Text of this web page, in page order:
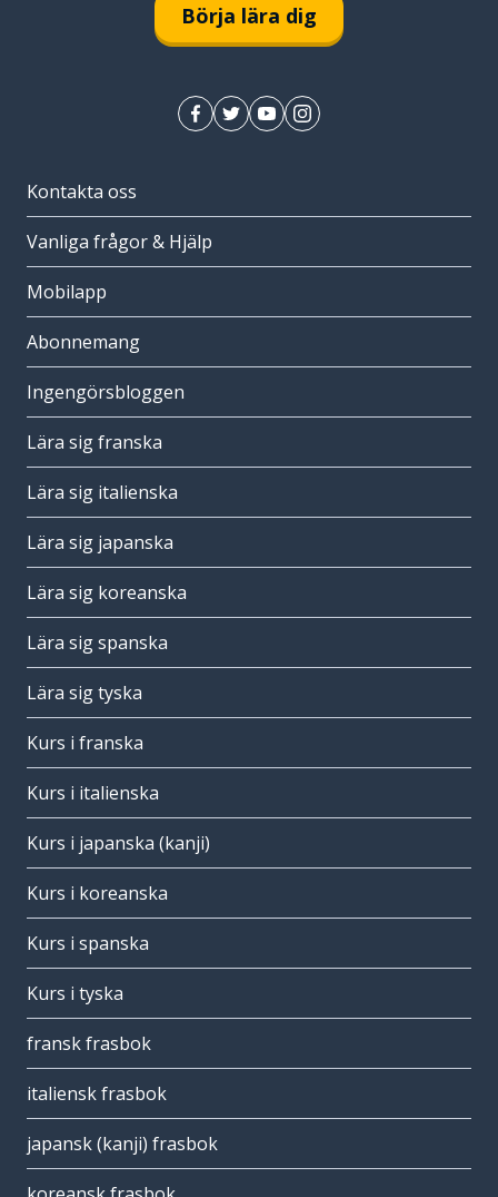
Börja lära dig
Kontakta oss
Vanliga frågor & Hjälp
Mobilapp
Abonnemang
Ingengörsbloggen
Lära sig franska
Lära sig italienska
Lära sig japanska
Lära sig koreanska
Lära sig spanska
Lära sig tyska
Kurs i franska
Kurs i italienska
Kurs i japanska (kanji)
Kurs i koreanska
Kurs i spanska
Kurs i tyska
fransk frasbok
italiensk frasbok
japansk (kanji) frasbok